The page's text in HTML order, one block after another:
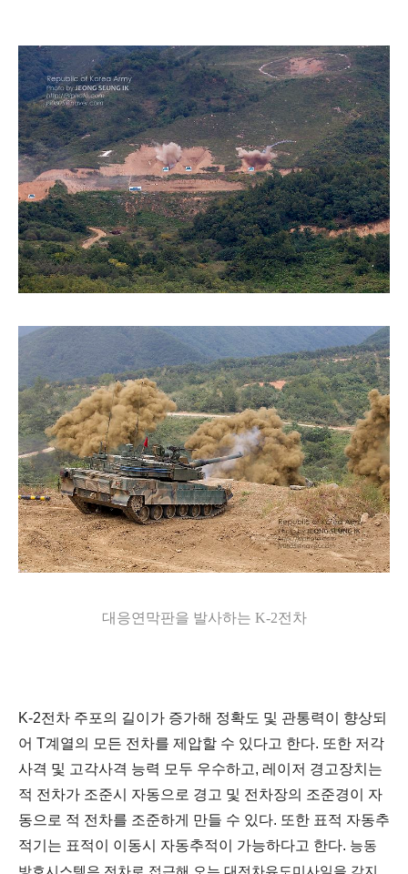
대응연막판을 발사하는 K-2전차
K-2전차 주포의 길이가 증가해 정확도 및 관통력이 향상되
어 T계열의 모든 전차를 제압할 수 있다고 한다. 또한 저각
사격 및 고각사격 능력 모두 우수하고, 레이저 경고장치는
적 전차가 조준시 자동으로 경고 및 전차장의 조준경이 자
동으로 적 전차를 조준하게 만들 수 있다. 또한 표적 자동추
적기는 표적이 이동시 자동추적이 가능하다고 한다. 능동